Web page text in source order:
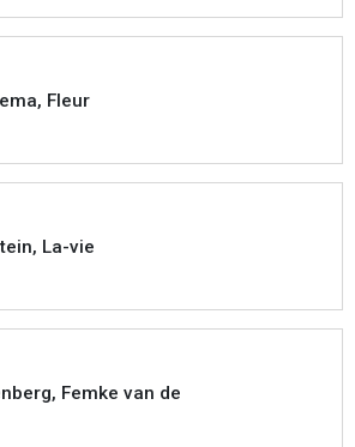
Fleur
La-vie
Femke van de